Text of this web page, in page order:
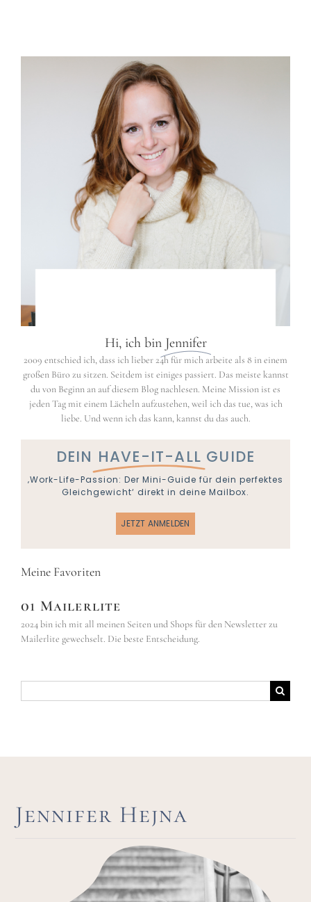
Hi, ich bin Jennifer
2009 entschied ich, dass ich lieber 24h für mich arbeite als 8 in einem
großen Büro zu sitzen. Seitdem ist einiges passiert. Das meiste kannst
du von Beginn an auf diesem Blog nachlesen. Meine Mission ist es
jeden Tag mit einem Lächeln aufzustehen, weil ich das tue, was ich
liebe. Und wenn ich das kann, kannst du das auch.
DEIN HAVE-IT-ALL GUIDE
‚Work-Life-Passion: Der Mini-Guide für dein perfektes
Gleichgewicht‘ direkt in deine Mailbox.
JETZT ANMELDEN
Meine Favoriten
01 Mailerlite
2024 bin ich mit all meinen Seiten und Shops für den Newsletter zu
Mailerlite gewechselt. Die beste Entscheidung.
nach:
Jennifer Hejna